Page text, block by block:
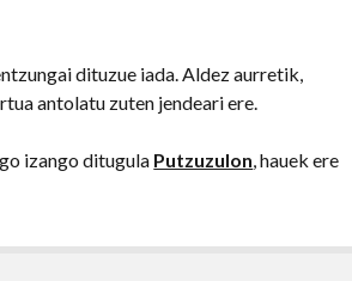
dituzue iada. Aldez aurretik,
antolatu zuten jendeari ere.
izango ditugula Putzuzulon, hauek ere